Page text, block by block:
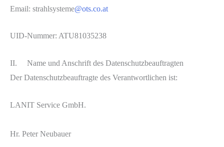
Email: strahlsysteme@ots.co.at
UID-Nummer: ATU81035238
II. Name und Anschrift des Datenschutzbeauftragten
Der Datenschutzbeauftragte des Verantwortlichen ist:
LANIT Service GmbH.
Hr. Peter Neubauer